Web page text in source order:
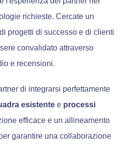
richieste. Cercate un
di progetti di successo e di clienti
convalidato attraverso
e recensioni.
di integrarsi perfettamente
esistente e processi
efficace e un allineamento
garantire una collaborazione